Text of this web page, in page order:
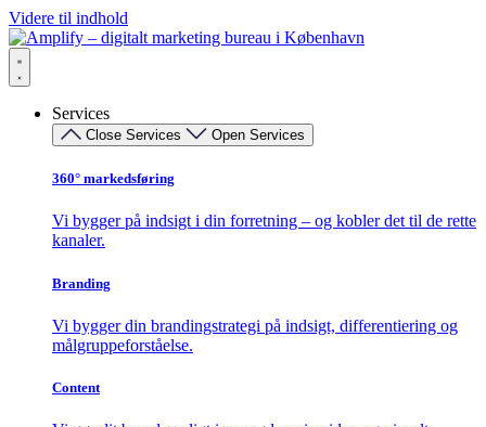
Videre til indhold
Services
Close Services Open Services
360° markedsføring​
Vi bygger på indsigt i din forretning – og kobler det til de rette
kanaler.
Branding
Vi bygger din brandingstrategi på indsigt, differentiering og
målgruppeforståelse.
Content